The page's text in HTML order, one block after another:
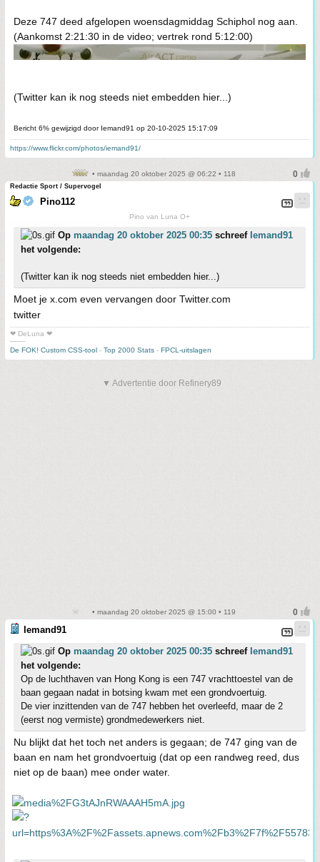
Deze 747 deed afgelopen woensdagmiddag Schiphol nog aan.
(Aankomst 2:21:30 in de video; vertrek rond 5:12:00)
(Twitter kan ik nog steeds niet embedden hier...)
Bericht 6% gewijzigd door Iemand91 op 20-10-2025 15:17:09
https://www.flickr.com/photos/iemand91/
• maandag 20 oktober 2025 @ 06:22 • 118
Redactie Sport / Supervogel
Pino112
Pino van Luna O+
Op maandag 20 oktober 2025 00:35 schreef Iemand91
het volgende:
(Twitter kan ik nog steeds niet embedden hier...)
Moet je x.com even vervangen door Twitter.com
twitter
❤ DeLuna ❤
-------
De FOK! Custom CSS-tool - Top 2000 Stats - FPCL-uitslagen
▼ Advertentie door Refinery89
• maandag 20 oktober 2025 @ 15:00 • 119
Iemand91
Op maandag 20 oktober 2025 00:35 schreef Iemand91
het volgende:
Op de luchthaven van Hong Kong is een 747 vrachttoestel van de
baan gegaan nadat in botsing kwam met een grondvoertuig.
De vier inzittenden van de 747 hebben het overleefd, maar de 2
(eerst nog vermiste) grondmedewerkers niet.
Nu blijkt dat het toch net anders is gegaan; de 747 ging van de
baan en nam het grondvoertuig (dat op een randweg reed, dus
niet op de baan) mee onder water.